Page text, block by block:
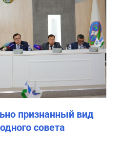
признанный вид
совета